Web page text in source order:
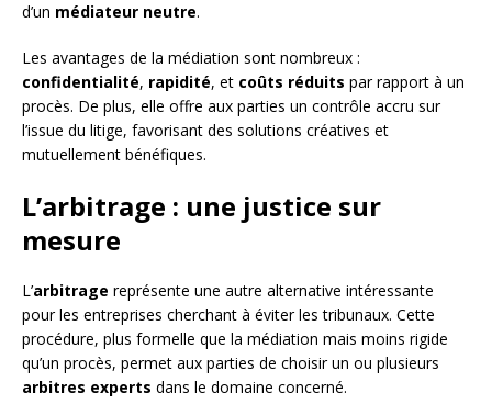
d’un médiateur neutre.
Les avantages de la médiation sont nombreux :
confidentialité, rapidité, et coûts réduits par rapport à un
procès. De plus, elle offre aux parties un contrôle accru sur
l’issue du litige, favorisant des solutions créatives et
mutuellement bénéfiques.
L’arbitrage : une justice sur
mesure
L’arbitrage représente une autre alternative intéressante
pour les entreprises cherchant à éviter les tribunaux. Cette
procédure, plus formelle que la médiation mais moins rigide
qu’un procès, permet aux parties de choisir un ou plusieurs
arbitres experts dans le domaine concerné.